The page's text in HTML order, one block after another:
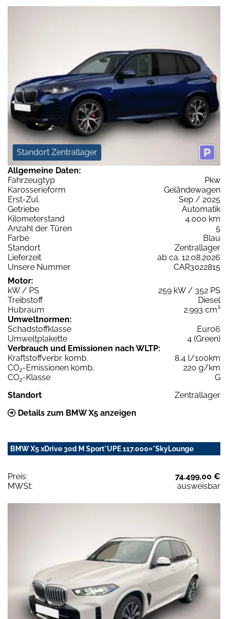
Standort Zentrallager
Allgemeine Daten:
Fahrzeugtyp
Pkw
Karosserieform
Geländewagen
Erst-Zul.
Sep / 2025
Getriebe
Automatik
Kilometerstand
4.000 km
Anzahl der Türen
5
Farbe
Blau
Standort
Zentrallager
Lieferzeit
ab ca. 12.08.2026
Unsere Nummer
CAR3022815
Motor:
kW / PS
259 kW / 352 PS
Treibstoff
Diesel
Hubraum
2.993 cm³
Umweltnormen:
Schadstoffklasse
Euro6
Umweltplakette
4 (Green)
Verbrauch und Emissionen nach WLTP:
Kraftstoffverbr. komb.
8,4 l/100km
CO2-Emissionen komb.
220 g/km
CO2-Klasse
G
Standort
Zentrallager
Details zum BMW X5 anzeigen
BMW X5 xDrive 30d M Sport*UPE 117.000¤*SkyLounge
Preis:
74.499,00 €
MWSt:
ausweisbar